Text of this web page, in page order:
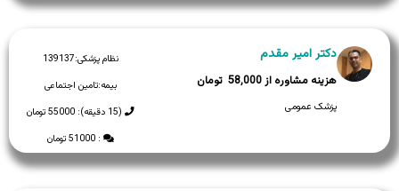
نظام پزشکی:139137
بیمه:تامین اجتماعی
(15 دقیقه): 55000 تومان
: 51000 تومان
دکتر امیر مقدم
58,000
پزشک عمومی